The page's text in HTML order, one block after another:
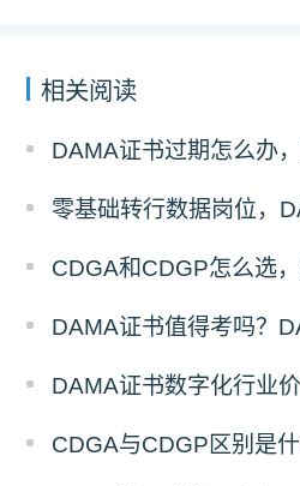
相关阅读
DAMA证书过期怎么办
CDGA和CDGP怎么选
DAMA证书值得考吗？
DAMA证书数字化行业
CDGA与CDGP区别是什